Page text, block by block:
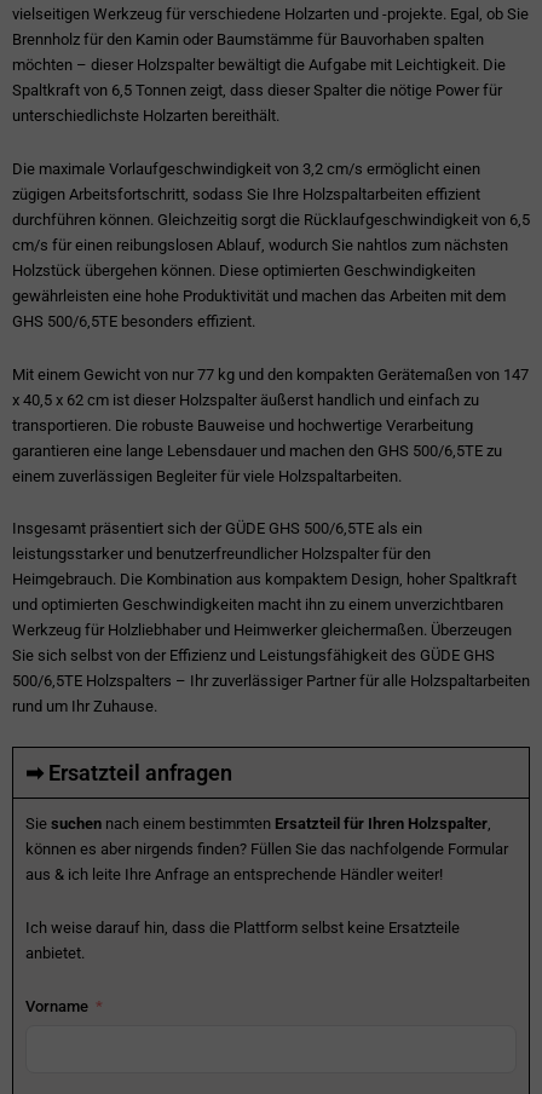
vielseitigen Werkzeug für verschiedene Holzarten und -projekte. Egal, ob Sie
Brennholz für den Kamin oder Baumstämme für Bauvorhaben spalten
möchten – dieser Holzspalter bewältigt die Aufgabe mit Leichtigkeit. Die
Spaltkraft von 6,5 Tonnen zeigt, dass dieser Spalter die nötige Power für
unterschiedlichste Holzarten bereithält.
Die maximale Vorlaufgeschwindigkeit von 3,2 cm/s ermöglicht einen
zügigen Arbeitsfortschritt, sodass Sie Ihre Holzspaltarbeiten effizient
durchführen können. Gleichzeitig sorgt die Rücklaufgeschwindigkeit von 6,5
cm/s für einen reibungslosen Ablauf, wodurch Sie nahtlos zum nächsten
Holzstück übergehen können. Diese optimierten Geschwindigkeiten
gewährleisten eine hohe Produktivität und machen das Arbeiten mit dem
GHS 500/6,5TE besonders effizient.
Mit einem Gewicht von nur 77 kg und den kompakten Gerätemaßen von 147
x 40,5 x 62 cm ist dieser Holzspalter äußerst handlich und einfach zu
transportieren. Die robuste Bauweise und hochwertige Verarbeitung
garantieren eine lange Lebensdauer und machen den GHS 500/6,5TE zu
einem zuverlässigen Begleiter für viele Holzspaltarbeiten.
Insgesamt präsentiert sich der GÜDE GHS 500/6,5TE als ein
leistungsstarker und benutzerfreundlicher Holzspalter für den
Heimgebrauch. Die Kombination aus kompaktem Design, hoher Spaltkraft
und optimierten Geschwindigkeiten macht ihn zu einem unverzichtbaren
Werkzeug für Holzliebhaber und Heimwerker gleichermaßen. Überzeugen
Sie sich selbst von der Effizienz und Leistungsfähigkeit des GÜDE GHS
500/6,5TE Holzspalters – Ihr zuverlässiger Partner für alle Holzspaltarbeiten
rund um Ihr Zuhause.
➡ Ersatzteil anfragen
Sie suchen nach einem bestimmten Ersatzteil für Ihren Holzspalter,
können es aber nirgends finden? Füllen Sie das nachfolgende Formular
aus & ich leite Ihre Anfrage an entsprechende Händler weiter!
Ich weise darauf hin, dass die Plattform selbst keine Ersatzteile
anbietet.
Vorname